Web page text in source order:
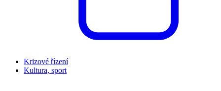
Krizové řízení
Kultura, sport